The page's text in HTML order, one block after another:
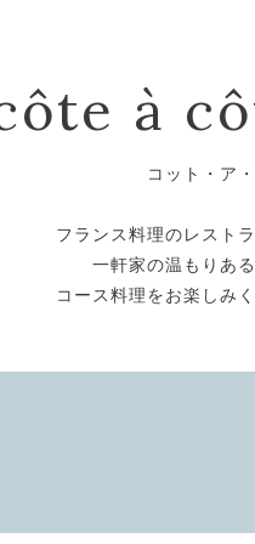
à
コット・ア
フランス料理のレスト
一軒家の温もりあ
コース料理をお楽しみ